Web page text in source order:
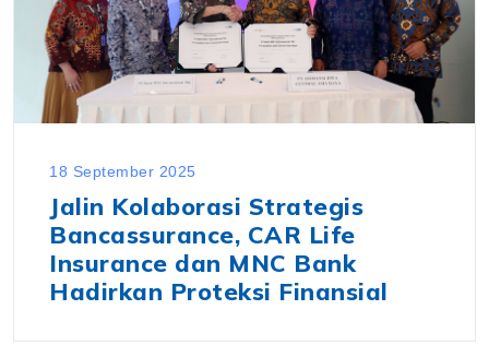
18 September 2025
Jalin Kolaborasi Strategis
Bancassurance, CAR Life
Insurance dan MNC Bank
Hadirkan Proteksi Finansial